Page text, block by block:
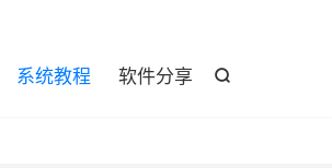

系统教程 软件分享